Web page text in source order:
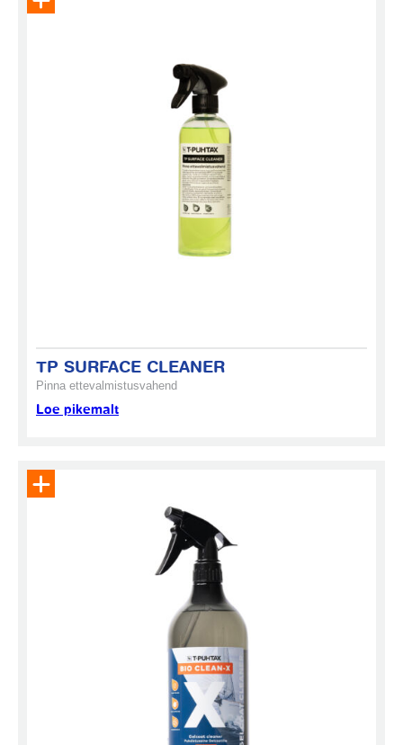
TP SURFACE CLEANER
Pinna ettevalmistusvahend
Loe pikemalt
Eemalda toode päringukorvist